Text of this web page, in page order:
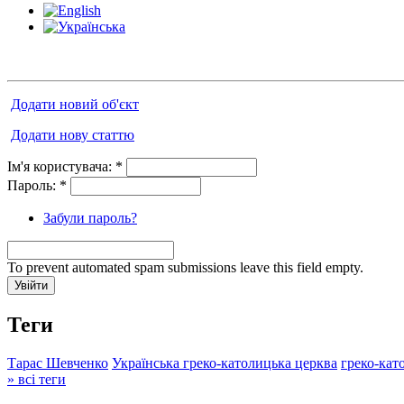
Додати новий об'єкт
Додати нову статтю
Ім'я користувача: *
Пароль: *
Забули пароль?
To prevent automated spam submissions leave this field empty.
Теги
Тарас Шевченко Українська греко-католицька церква греко-
» всі теги